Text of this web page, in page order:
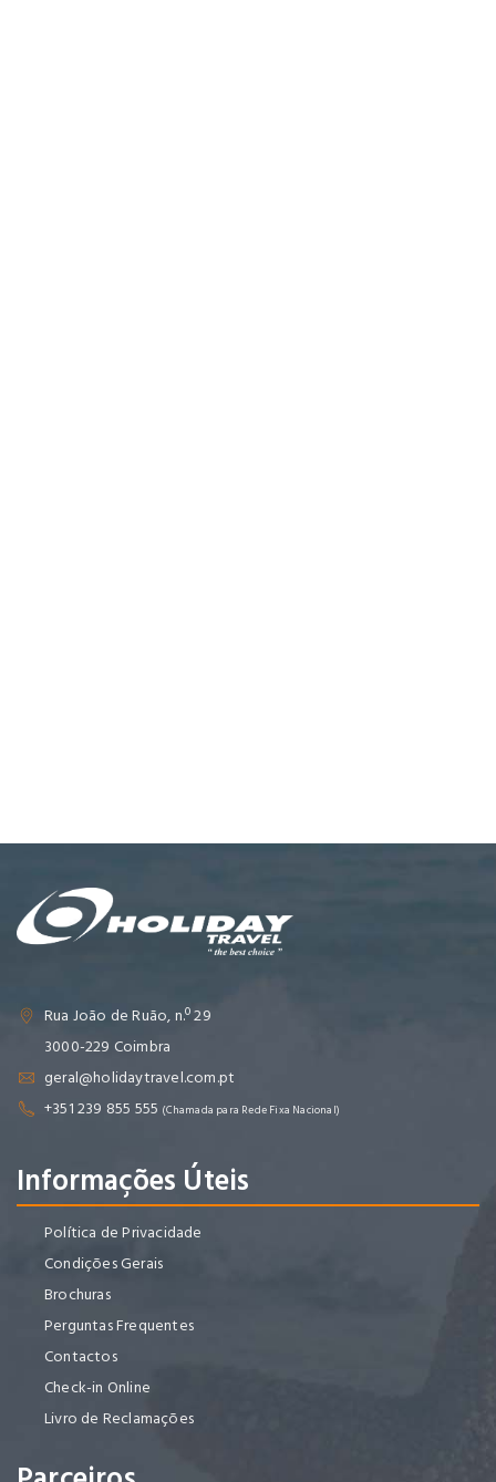
Rua João de Ruão, n.º 29
3000-229 Coimbra
geral@holidaytravel.com.pt
+351 239 855 555 (Chamada para Rede Fixa Nacional)
Informações Úteis
Política de Privacidade
Condições Gerais
Brochuras
Perguntas Frequentes
Contactos
Check-in Online
Livro de Reclamações